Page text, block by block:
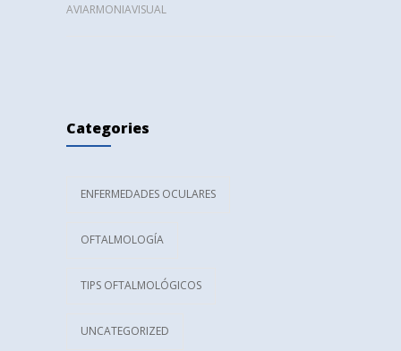
AVIARMONIAVISUAL
Categories
ENFERMEDADES OCULARES
OFTALMOLOGÍA
TIPS OFTALMOLÓGICOS
UNCATEGORIZED